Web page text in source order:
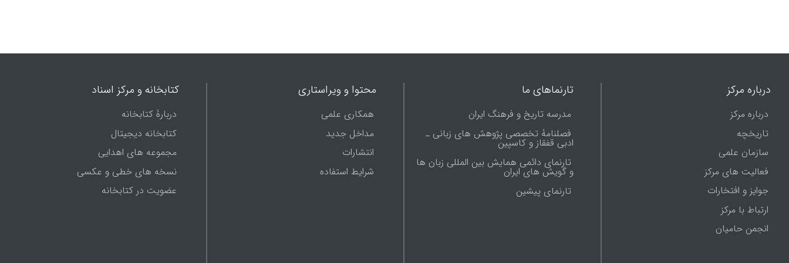
درباره مرکز
درباره مرکز
تاریخچه
سازمان علمی
فعالیت های مرکز
جوایز و افتخارات
ارتباط با مرکز
انجمن حامیان
تارنماهای ما
مدرسه تاریخ و فرهنگ ایران
فصلنامۀ تخصصی پژوهش های زبانی ـ
ادبی قفقاز و کاسپین
تارنمای دائمی همایش بین المللی زبان ها
و گویش های ایران
تارنماى پيشين
محتوا و ویراستاری
همکاری علمی
مداخل جدید
انتشارات
شرایط استفاده
کتابخانه و مرکز اسناد
دربارۀ کتابخانه
کتابخانه دیجیتال
مجموعه های اهدایی
نسخه های خطی و عکسی
عضویت در کتابخانه